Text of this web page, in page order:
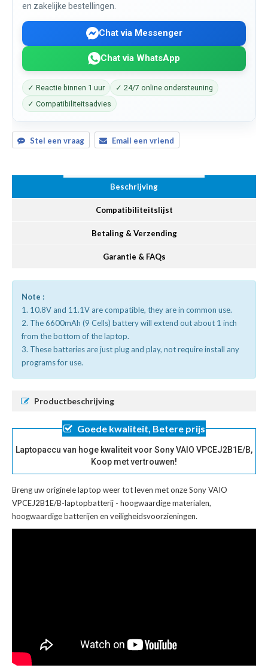
en zakelijke bestellingen.
Chat via Messenger
Chat via WhatsApp
✓ Reactie binnen 1 uur
✓ 24/7 online ondersteuning
✓ Compatibiliteitsadvies
Stel een vraag Email een vriend
Beschrijving
Compatibiliteitslijst
Betaling & Verzending
Garantie & FAQs
Note :
1. 10.8V and 11.1V are compatible, they are in common use.
2. The 6600mAh (9 Cells) battery will extend out about 1 inch
from the bottom of the laptop.
3. These batteries are just plug and play, not require install any
programs for use.
Productbeschrijving
Goede kwaliteit, Betere prijs
Laptopaccu van hoge kwaliteit voor Sony VAIO VPCEJ2B1E/B,
Koop met vertrouwen!
Breng uw originele laptop weer tot leven met onzeSony VAIO
VPCEJ2B1E/B-laptopbatterij - hoogwaardige materialen,
hoogwaardige batterijen en veiligheidsvoorzieningen.